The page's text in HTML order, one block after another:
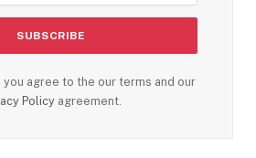
you agree to the our terms and our
Policy agreement.